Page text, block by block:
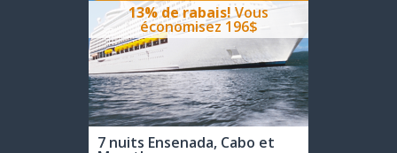
13% de rabais!Vous
économisez 196$
7 nuits Ensenada, Cabo et